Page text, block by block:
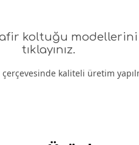
koltuğu
tıklayınız.
kaliteli üretim